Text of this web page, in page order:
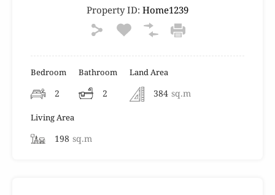
Property ID: Home1239
Bedroom
2
Bathroom
2
Land Area
384 sq.m
Living Area
198 sq.m